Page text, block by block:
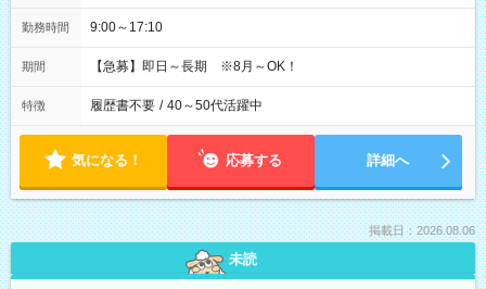
勤務時間 9:00～17:10
期間 【急募】即日～長期 ※8月～OK！
特徴 履歴書不要 / 40～50代活躍中
気になる！ 応募する 詳細へ
掲載日：2026.08.06
未読